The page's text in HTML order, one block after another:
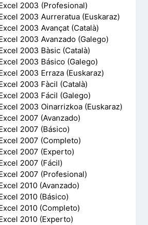
2003 (Profesional)
2003 Aurreratua (Euskaraz)
2003 Avançat (Català)
2003 Avanzado (Galego)
2003 Bàsic (Català)
2003 Básico (Galego)
2003 Erraza (Euskaraz)
2003 Fàcil (Català)
2003 Fácil (Galego)
2003 Oinarrizkoa (Euskaraz)
2007 (Avanzado)
2007 (Básico)
2007 (Completo)
2007 (Experto)
2007 (Fácil)
2007 (Profesional)
2010 (Avanzado)
2010 (Básico)
2010 (Completo)
2010 (Experto)